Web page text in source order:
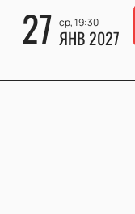
27 ср, 19:30
ЯНВ 2027